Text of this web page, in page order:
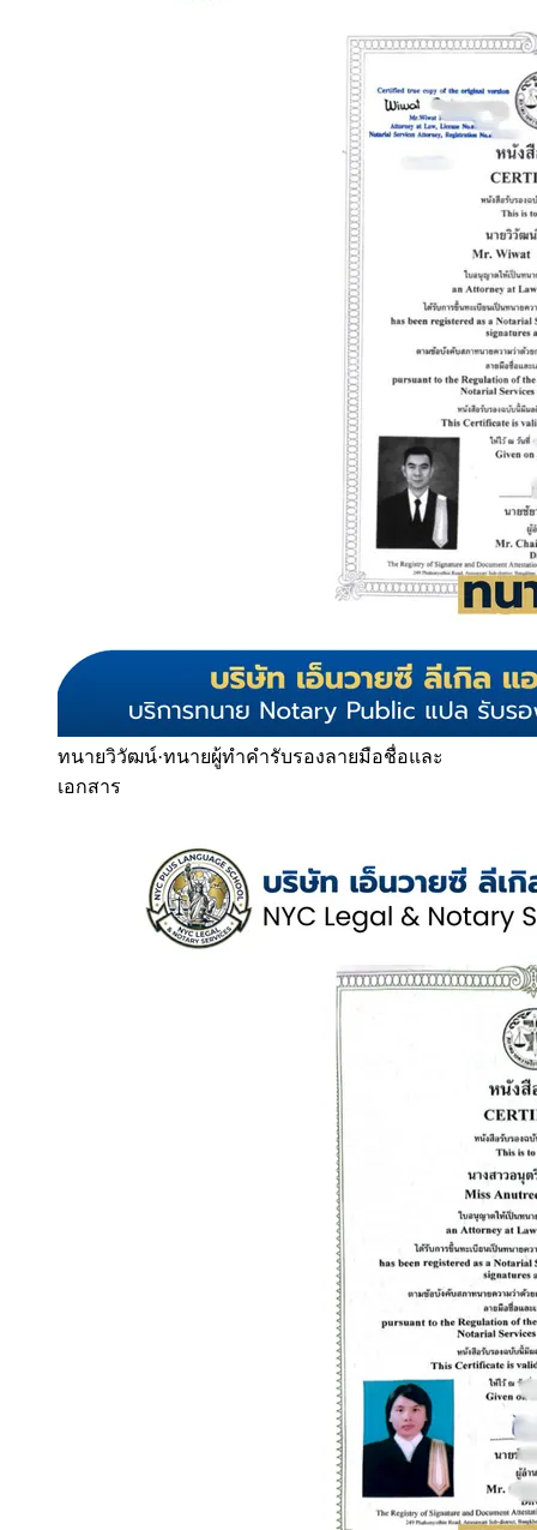
ทนายวิวัฒน์·ทนายผู้ทำคำรับรองลายมือชื่อและ
เอกสาร